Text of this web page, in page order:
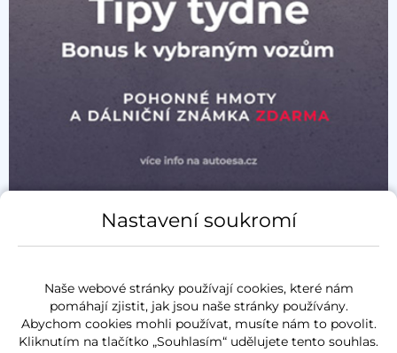
Nastavení soukromí
Naše webové stránky používají cookies, které nám
pomáhají zjistit, jak jsou naše stránky používány.
Abychom cookies mohli používat, musíte nám to povolit.
Kliknutím na tlačítko „Souhlasím“ udělujete tento souhlas.